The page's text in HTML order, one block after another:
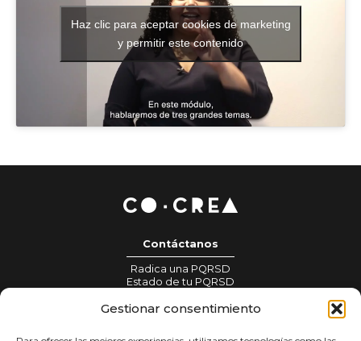
Gestionar consentimiento
Haz clic para aceptar cookies de marketing
y permitir este contenido
Contáctanos
Radica una PQRSD
Estado de tu PQRSD
Información para prensa: